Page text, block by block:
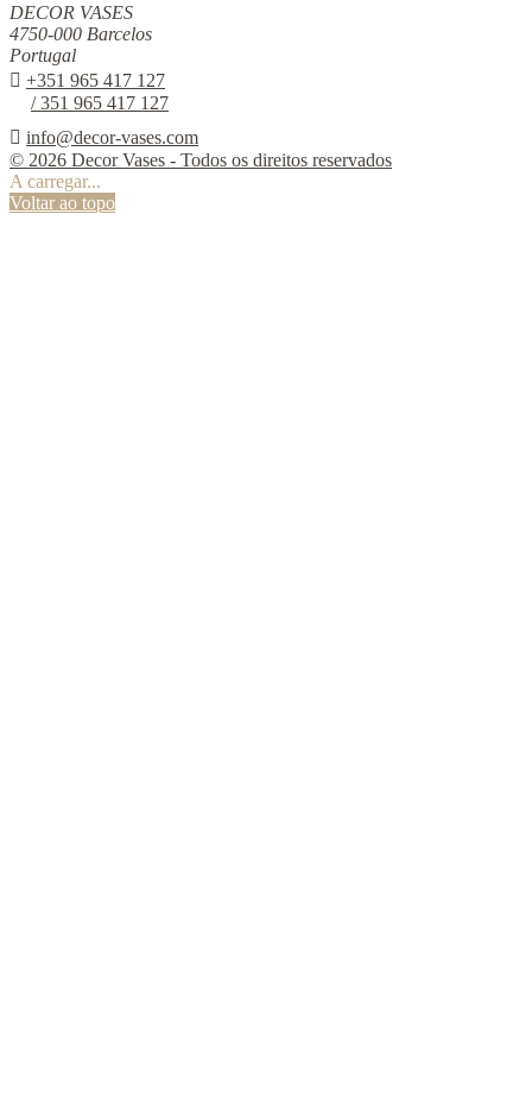
DECOR VASES
4750-000 Barcelos
Portugal
 +351 965 417 127
/ 351 965 417 127
 info@decor-vases.com
© 2026 Decor Vases - Todos os direitos reservados
A carregar...
Voltar ao topo